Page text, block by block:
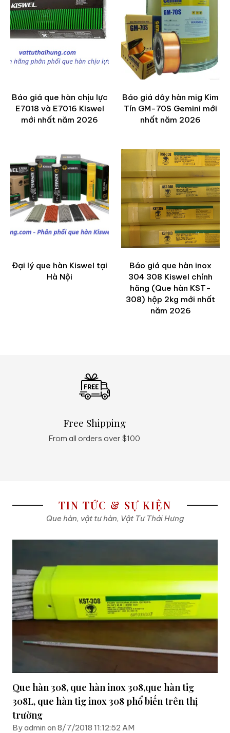
Báo giá que hàn chịu lực
E7018 và E7016 Kiswel
mới nhất năm 2026
Báo giá dây hàn mig Kim
Tín GM-70S Gemini mới
nhất năm 2026
Đại lý que hàn Kiswel tại
Hà Nội
Báo giá que hàn inox
304 308 Kiswel chính
hãng (Que hàn KST-
308) hộp 2kg mới nhất
năm 2026
Free Shipping
From all orders over $100
TIN TỨC & SỰ KIỆN
Que hàn, vật tư hàn, Vật Tư Thái Hưng
Que hàn 308, que hàn inox 308,que hàn tig
308L, que hàn tig inox 308 phổ biến trên thị
trường
By admin on 8/7/2018 11:12:52 AM